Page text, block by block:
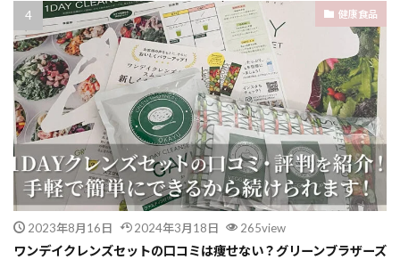
健康食品
2023年8月16日 2024年3月18日 265view
ワンデイクレンズセットの口コミは痩せない？グリーンブラザーズ